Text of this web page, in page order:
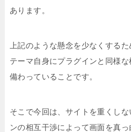
あります。
上記のような懸念を少なくするた
テーマ自身にプラグインと同様
備わっていることです。
そこで今回は、サイトを重くし
ンの相互干渉によって画面を真っ